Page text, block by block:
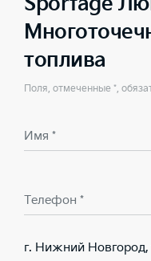
топлива
Поля, отмеченные *,
Имя *
Телефон *
г. Нижний